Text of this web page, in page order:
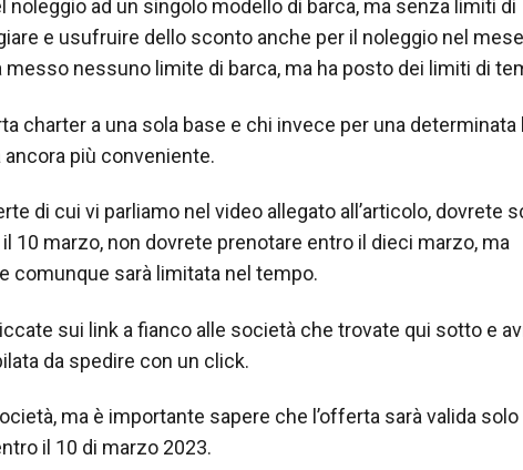
noleggio ad un singolo modello di barca, ma senza limiti di
e usufruire dello sconto anche per il noleggio nel
messo nessuno limite di barca, ma ha posto dei limiti di
charter a una sola base e chi invece per una determinata
più conveniente.
di cui vi parliamo nel video allegato all’articolo, dovrete
10 marzo, non dovrete prenotare entro il dieci marzo, ma
comunque sarà limitata nel tempo.
sui link a fianco alle società che trovate qui sotto e
da spedire con un click.
ma è importante sapere che l’offerta sarà valida solo
il 10 di marzo 2023.